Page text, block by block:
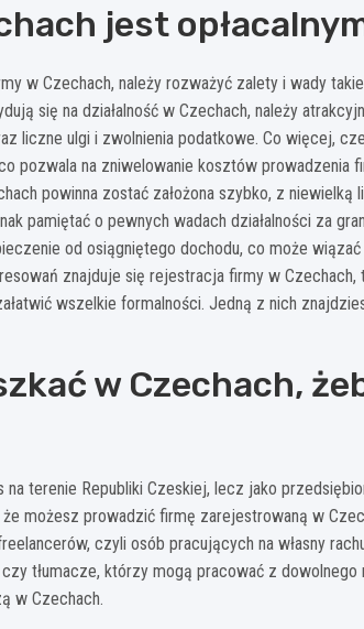
jest
w Czechach, należy rozważyć zalety i wady
się na działalność w Czechach, należy
liczne ulgi i zwolnienia podatkowe. Co więcej,
pozwala na zniwelowanie kosztów prowadzenia
powinna zostać założona szybko, z
pamiętać o pewnych wadach działalności za
od osiągniętego dochodu, co może
znajduje się rejestracja firmy w Czechach,
wszelkie formalności. Jedną z nich
w Czechach,
na terenie Republiki Czeskiej, lecz jako
możesz prowadzić firmę zarejestrowaną w
czyli osób pracujących na własny
tłumacze, którzy mogą pracować z
w Czechach.